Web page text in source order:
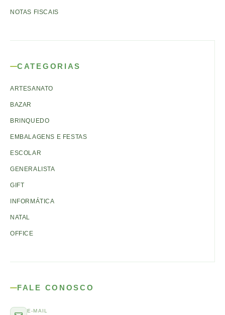
NOTAS FISCAIS
CATEGORIAS
ARTESANATO
BAZAR
BRINQUEDO
EMBALAGENS E FESTAS
ESCOLAR
GENERALISTA
GIFT
INFORMÁTICA
NATAL
OFFICE
FALE CONOSCO
E-MAIL